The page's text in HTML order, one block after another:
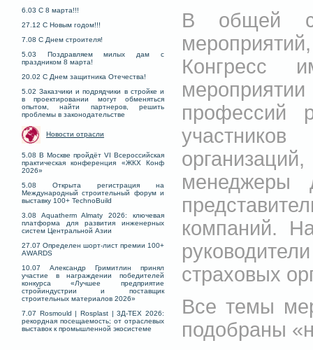
6.03 С 8 марта!!!
27.12 С Новым годом!!!
7.08 С Днем строителя!
5.03 Поздравляем милых дам с
праздником 8 марта!
20.02 С Днем защитника Отечества!
5.02 Заказчики и подрядчики в стройке и
в проектировании могут обменяться
опытом, найти партнеров, решить
проблемы в законодательстве
Новости отрасли
5.08 В Москве пройдёт VI Всероссийская
практическая конференция «ЖКХ Конф
2026»
5.08 Открыта регистрация на
Международный строительный форум и
выставку 100+ TechnoBuild
3.08 Aquatherm Almaty 2026: ключевая
платформа для развития инженерных
систем Центральной Азии
27.07 Определен шорт-лист премии 100+
AWARDS
10.07 Александр Гримитлин принял
участие в награждении победителей
конкурса «Лучшее предприятие
стройиндустрии и поставщик
строительных материалов 2026»
7.07 Rosmould | Rosplast | 3Д-ТЕХ 2026:
рекордная посещаемость; от отраслевых
выставок к промышленной экосистеме
В общей
Конгресс
профессий
менеджеры
компаний.
страховых
Все темы
подобраны